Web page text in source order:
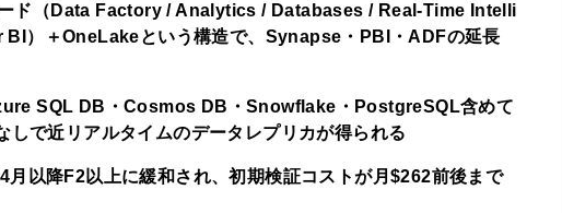
ド（Data Factory / Analytics / Databases / Real-Time Intelli
）＋OneLakeという構造で、Synapse・PBI・ADFの延長
SQL DB・Cosmos DB・Snowflake・PostgreSQL含めて
しで近リアルタイムのデータレプリカが得られる
以降F2以上に緩和され、初期検証コストが月$262前後まで